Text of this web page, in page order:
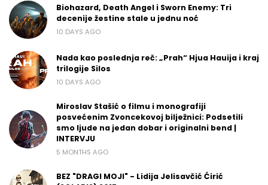
Biohazard, Death Angel i Sworn Enemy: Tri
decenije žestine stale u jednu noć
10 DAYS AGO
Nada kao poslednja reč: „Prah“ Hjua Hauija i kraj
trilogije Silos
10 DAYS AGO
Miroslav Stašić o filmu i monografiji
posvećenim Zvoncekovoj bilježnici: Podsetili
smo ljude na jedan dobar i originalni bend |
INTERVJU
5 MONTHS AGO
BEZ "DRAGI MOJI" - Lidija Jelisavčić Ćirić